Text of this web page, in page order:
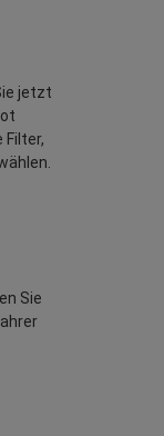
jetzt
Filter,
Sie